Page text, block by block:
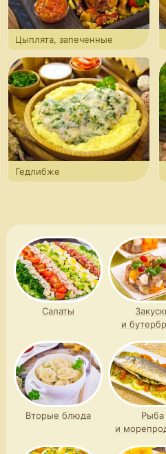
Цыплята, запеченные
с оливками и томатами
Гедлибже
Салаты
и
Вторые блюда
Рыба
и